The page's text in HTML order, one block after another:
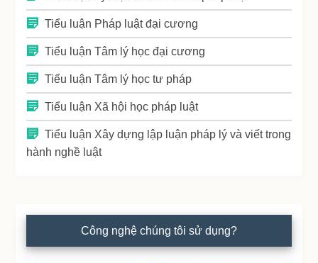
Tiểu luận Pháp luật đại cương
Tiểu luận Tâm lý học đại cương
Tiểu luận Tâm lý học tư pháp
Tiểu luận Xã hội học pháp luật
Tiểu luận Xây dựng lập luận pháp lý và viết trong
hành nghề luật
Công nghệ chúng tôi sử dụng?